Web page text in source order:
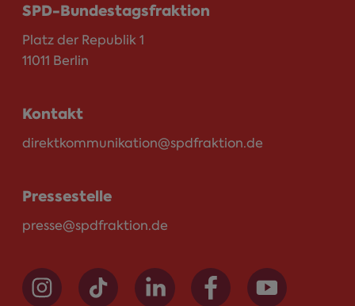
SPD-Bundestagsfraktion
Platz der Republik 1
11011 Berlin
Kontakt
direktkommunikation@spdfraktion.de
Pressestelle
presse@spdfraktion.de